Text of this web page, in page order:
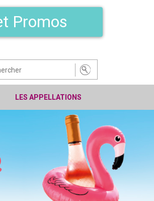
Promos
LES APPELLATIONS